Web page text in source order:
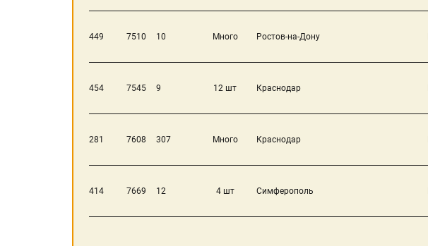
449 7510 10 Много Ростов-на-Дону
454 7545 9 12 шт Краснодар
281 7608 307 Много Краснодар
414 7669 12 4 шт Симферополь